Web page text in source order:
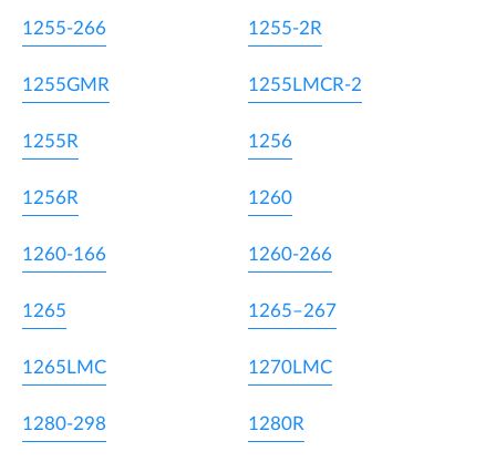
1255-266 1255-2R
1255GMR 1255LMCR-2
1255R 1256
1256R 1260
1260-166 1260-266
1265 1265–267
1265LMC 1270LMC
1280-298 1280R